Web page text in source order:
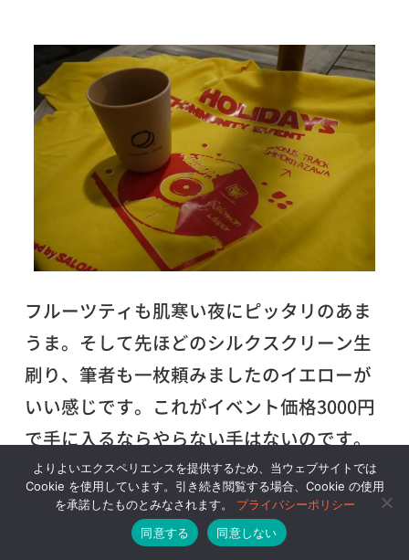
フルーツティも肌寒い夜にピッタリのあま
うま。そして先ほどのシルクスクリーン生
刷り、筆者も一枚頼みましたのイエローが
いい感じです。これがイベント価格3000円
で手に入るならやらない手はないのです。
よりよいエクスペリエンスを提供するため、当ウェブサイトでは
Cookie を使用しています。引き続き閲覧する場合、Cookie の使用
を承諾したものとみなされます。 プライバシーポリシー
同意する
同意しない